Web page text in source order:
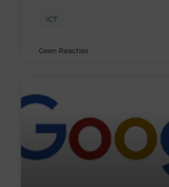
ICT
Geen Reacties